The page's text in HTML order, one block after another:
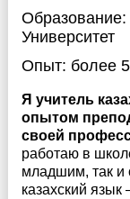
Образование:
Университет
Опыт: более
Я учитель
опытом
своей
работаю в
младшим, так и
казахский